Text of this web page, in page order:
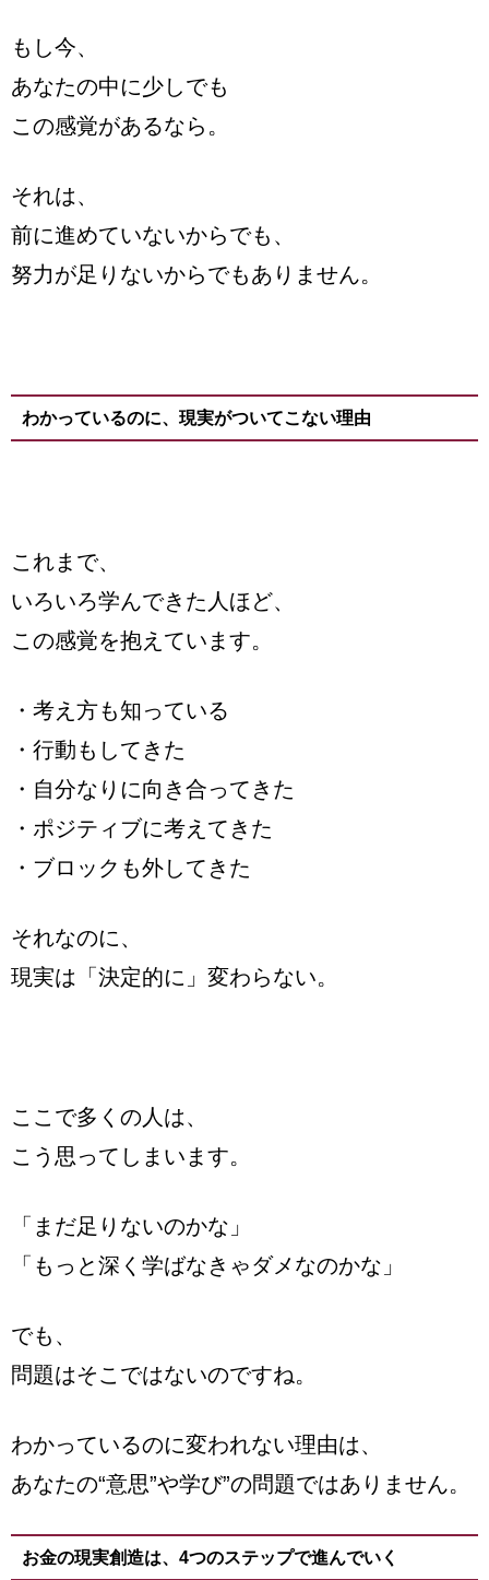
もし今、
あなたの中に少しでも
この感覚があるなら。
それは、
前に進めていないからでも、
努力が足りないからでもありません。
わかっているのに、現実がついてこない理由
これまで、
いろいろ学んできた人ほど、
この感覚を抱えています。
・考え方も知っている
・行動もしてきた
・自分なりに向き合ってきた
・ポジティブに考えてきた
・ブロックも外してきた
それなのに、
現実は「決定的に」変わらない。
ここで多くの人は、
こう思ってしまいます。
「まだ足りないのかな」
「もっと深く学ばなきゃダメなのかな」
でも、
問題はそこではないのですね。
わかっているのに変われない理由は、
あなたの“意思”や学び”の問題ではありません。
お金の現実創造は、4つのステップで進んでいく